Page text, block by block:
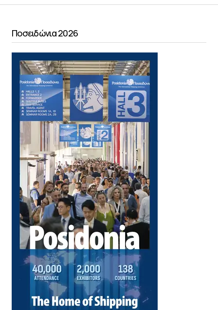
Ποσειδώνια 2026